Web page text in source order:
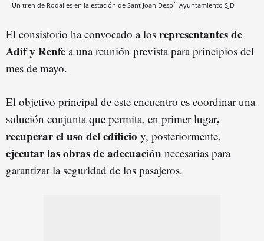
Un tren de Rodalies en la estación de Sant Joan Despí Ayuntamiento SJD
El consistorio ha convocado a los representantes de
Adif y Renfe a una reunión prevista para principios del
mes de mayo.
El objetivo principal de este encuentro es coordinar una
solución conjunta que permita, en primer lugar,
recuperar el uso del edificio y, posteriormente,
ejecutar las obras de adecuación necesarias para
garantizar la seguridad de los pasajeros.